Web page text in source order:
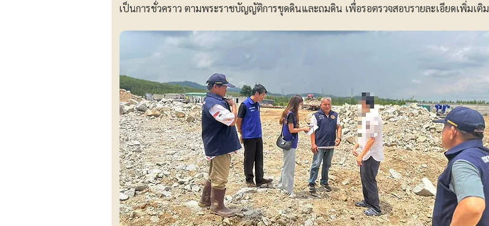
เป็นการชั่วคราว ตามพระราชบัญญัติการขุดดินและถมดิน เพื่อรอตรวจสอบรายละเอียดเพิ่มเติม